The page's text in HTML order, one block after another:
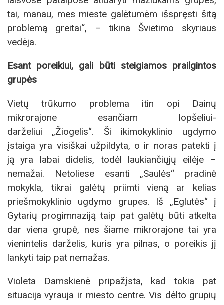
tai, manau, mes mieste galėtumėm išspręsti šitą
problemą greitai“, – tikina Švietimo skyriaus
vedėja.
Esant poreikiui, gali būti steigiamos prailgintos
grupės
Vietų trūkumo problema itin opi Dainų
mikrorajone esančiam lopšeliui-
darželiui „Žiogelis“. Ši ikimokyklinio ugdymo
įstaiga yra visiškai užpildyta, o ir noras patekti į
ją yra labai didelis, todėl laukiančiųjų eilėje –
nemažai. Netoliese esanti „Saulės“ pradinė
mokykla, tikrai galėtų priimti vieną ar kelias
priešmokyklinio ugdymo grupes. Iš „Eglutės“ į
Gytarių progimnaziją taip pat galėtų būti atkelta
dar viena grupė, nes šiame mikrorajone tai yra
vienintelis darželis, kuris yra pilnas, o poreikis jį
lankyti taip pat nemažas.
Violeta Damskienė pripažįsta, kad tokia pat
situacija vyrauja ir miesto centre. Vis dėlto grupių